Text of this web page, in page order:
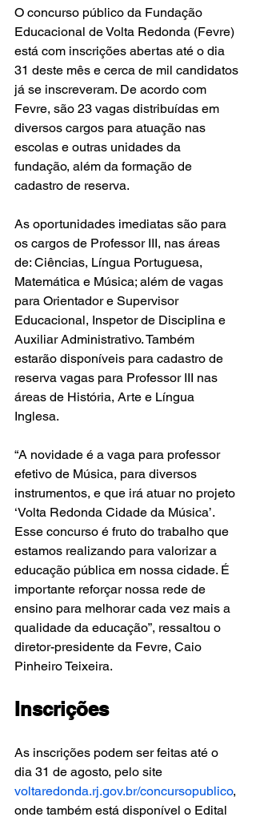
O concurso público da Fundação
Educacional de Volta Redonda (Fevre)
está com inscrições abertas até o dia
31 deste mês e cerca de mil candidatos
já se inscreveram. De acordo com
Fevre, são 23 vagas distribuídas em
diversos cargos para atuação nas
escolas e outras unidades da
fundação, além da formação de
cadastro de reserva.
As oportunidades imediatas são para
os cargos de Professor III, nas áreas
de: Ciências, Língua Portuguesa,
Matemática e Música; além de vagas
para Orientador e Supervisor
Educacional, Inspetor de Disciplina e
Auxiliar Administrativo. Também
estarão disponíveis para cadastro de
reserva vagas para Professor III nas
áreas de História, Arte e Língua
Inglesa.
“A novidade é a vaga para professor
efetivo de Música, para diversos
instrumentos, e que irá atuar no projeto
‘Volta Redonda Cidade da Música’.
Esse concurso é fruto do trabalho que
estamos realizando para valorizar a
educação pública em nossa cidade. É
importante reforçar nossa rede de
ensino para melhorar cada vez mais a
qualidade da educação”, ressaltou o
diretor-presidente da Fevre, Caio
Pinheiro Teixeira.
Inscrições
As inscrições podem ser feitas até o
dia 31 de agosto, pelo site
voltaredonda.rj.gov.br/concursopublico,
onde também está disponível o Edital